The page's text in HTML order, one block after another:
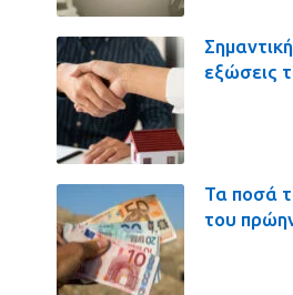
εξώσεις
Τα ποσά
του